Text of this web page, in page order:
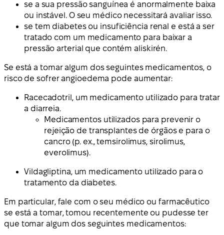
se a sua pressão sanguínea é anormalmente baixa
ou instável. O seu médico necessitará avaliar isso.
se tem diabetes ou insuficiência renal e está a ser
tratado com um medicamento para baixar a
pressão arterial que contém aliskirén.
Se está a tomar algum dos seguintes medicamentos, o
risco de sofrer angioedema pode aumentar:
Racecadotril, um medicamento utilizado para tratar
a diarreia.
Medicamentos utilizados para prevenir o
rejeição de transplantes de órgãos e para o
cancro (p. ex., temsirolimus, sirolimus,
everolimus).
Vildagliptina, um medicamento utilizado para o
tratamento da diabetes.
Em particular, fale com o seu médico ou farmacêutico
se está a tomar, tomou recentemente ou pudesse ter
que tomar algum dos seguintes medicamentos: